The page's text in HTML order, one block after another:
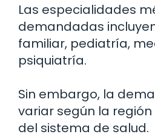
Las especialidades
demandadas
familiar, pediatría,
psiquiatría.
Sin embargo, la
variar según la
del sistema de salud.